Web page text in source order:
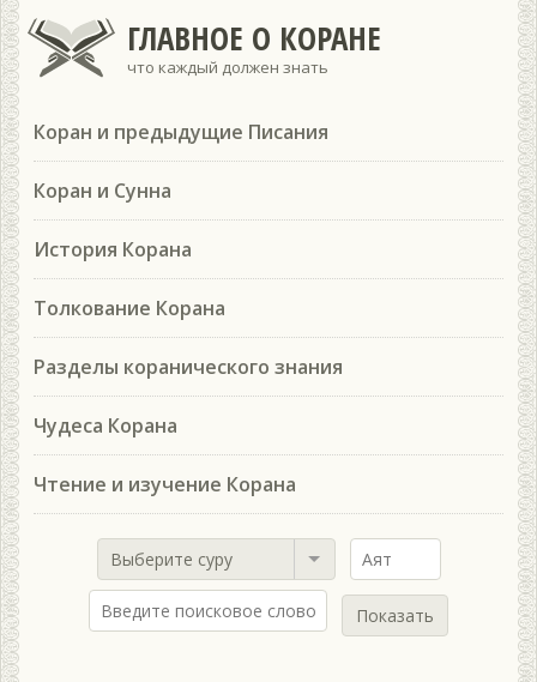
ГЛАВНОЕ О КОРАНЕ
что каждый должен знать
Коран и предыдущие Писания
Коран и Сунна
История Корана
Толкование Корана
Разделы коранического знания
Чудеса Корана
Чтение и изучение Корана
Выберите суру
Показать